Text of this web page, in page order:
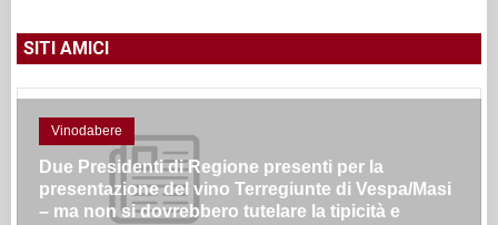
SITI AMICI
Vinodabere
Due Presidenti di Regione presenti per la
presentazione del vino Terregiunte di Vespa/Masi
– ma non si dovrebbero tutelare la tipicità e